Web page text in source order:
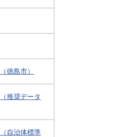
徳島市）
推奨データ
自治体標準